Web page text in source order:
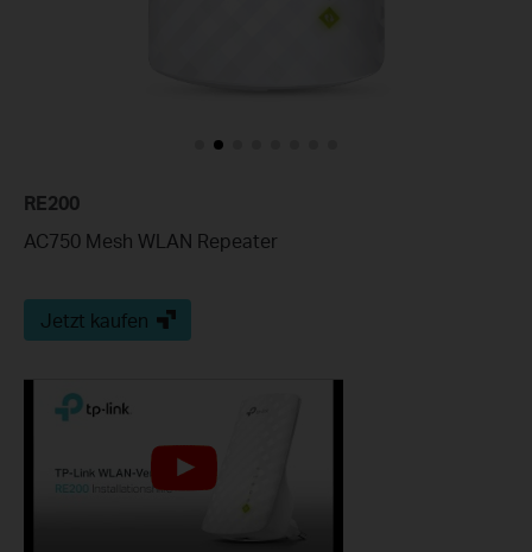
RE200
AC750 Mesh WLAN Repeater
Jetzt kaufen